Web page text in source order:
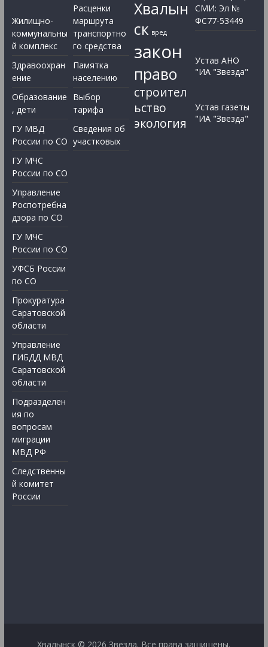
Жилищно-
коммунальны
й комплекс
Здравоохран
ение
Образование
, дети
ГУ МВД
России по СО
ГУ МЧС
России по СО
Управление
Роспотребна
дзора по СО
ГУ МЧС
России по СО
УФСБ России
по СО
Прокуратура
Саратовской
области
Управление
ГИБДД МВД
Саратовской
области
Подразделен
ия по
вопросам
миграции
МВД РФ
Следственны
й комитет
России
Расценки
маршрута
транспортно
го средства
Памятка
населению
Выбор
тарифа
Сведения об
участковых
Хвалын
ск вред
закон
право
строител
ьство
экология
СМИ: Эл №
ФС77-53449
Устав АНО
"ИА "Звезда"
Устав газеты
"ИА "Звезда"
Хвалынск © 2026Звезда. Все права защищены.